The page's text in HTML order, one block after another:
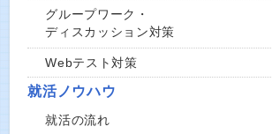
グループワーク・
ディスカッション対策
Webテスト対策
就活ノウハウ
就活の流れ